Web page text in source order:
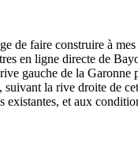
de faire construire à
en ligne directe de
gauche de la
suivant la rive droite de
existantes, et aux